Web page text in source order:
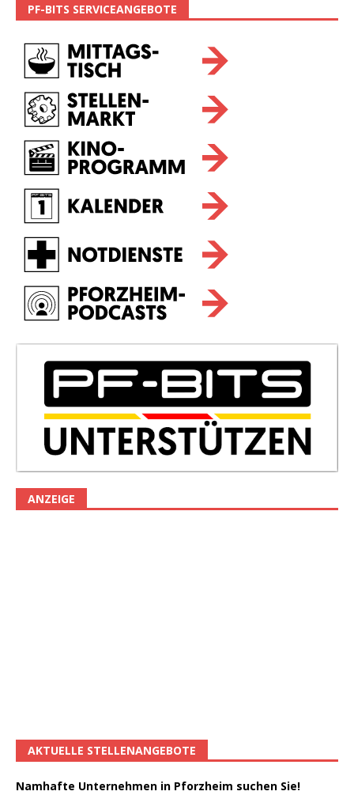
PF-BITS SERVICEANGEBOTE
ANZEIGE
AKTUELLE STELLENANGEBOTE
Namhafte Unternehmen in Pforzheim suchen Sie!